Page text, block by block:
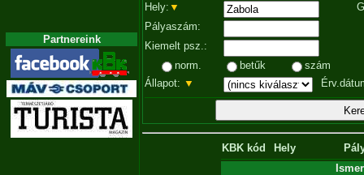
Partnereink
Hely: ▼
Pályaszám:
Kiemelt psz.:
norm.
betűk
szám
Állapot: ▼
KBK kód Hely